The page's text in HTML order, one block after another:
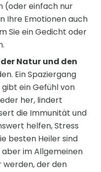
(oder einfach nur
Ihre Emotionen auch
Sie ein Gedicht oder
Natur und den
Ein Spaziergang
ein Gefühl von
her, lindert
die Immunität und
helfen, Stress
besten Heiler sind
aber im Allgemeinen
werden, der den